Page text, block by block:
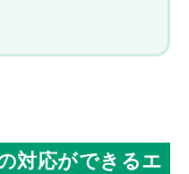
対応ができるエ